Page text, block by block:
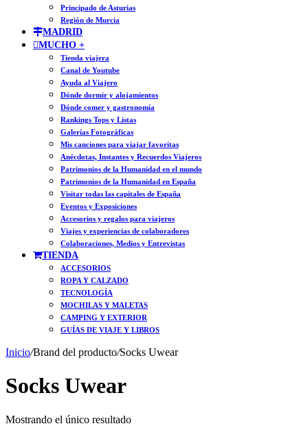
Principado de Asturias
Región de Murcia
MADRID
MUCHO +
Tienda viajera
Canal de Youtube
Ayuda al Viajero
Dónde dormir y alojamientos
Dónde comer y gastronomía
Rankings Tops y Listas
Galerías Fotográficas
Mis canciones para viajar favoritas
Anécdotas, Instantes y Recuerdos Viajeros
Patrimonios de la Humanidad en el mundo
Patrimonios de la Humanidad en España
Visitar todas las capitales de España
Eventos y Exposiciones
Accesorios y regalos para viajeros
Viajes y experiencias de colaboradores
Colaboraciones, Medios y Entrevistas
TIENDA
ACCESORIOS
ROPA Y CALZADO
TECNOLOGÍA
MOCHILAS Y MALETAS
CAMPING Y EXTERIOR
GUÍAS DE VIAJE Y LIBROS
Inicio/Brand del producto/Socks Uwear
Socks Uwear
Mostrando el único resultado